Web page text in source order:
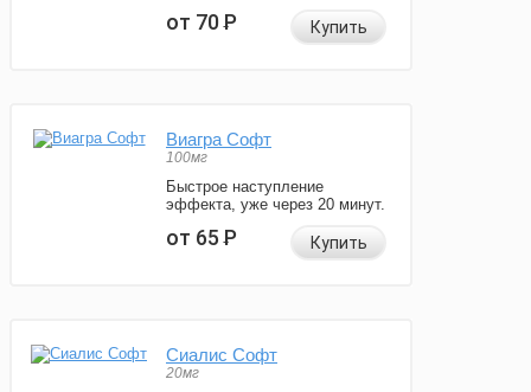
от 70Р Купить
Виагра Софт
100мг
Быстрое наступление
эффекта, уже через 20 минут.
от 65Р Купить
Сиалис Софт
20мг